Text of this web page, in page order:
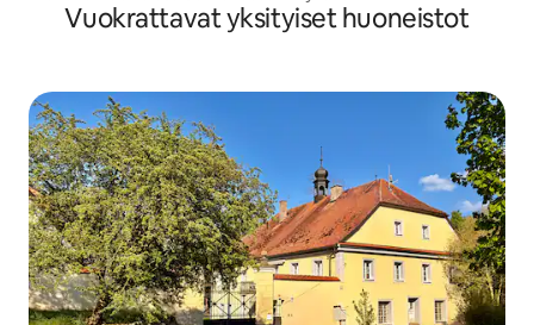
Vuokrattavat yksityiset huoneistot